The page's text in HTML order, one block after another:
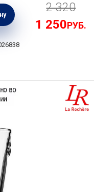
2 320
1 250РУБ.